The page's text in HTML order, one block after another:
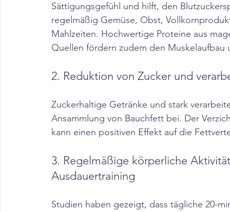
Sättigungsgefühl und hilft, den
regelmäßig Gemüse, Obst,
Mahlzeiten. Hochwertige Proteine aus
Quellen fördern zudem den
2. Reduktion von Zucker und
Zuckerhaltige Getränke und stark
Ansammlung von Bauchfett bei. Der
kann einen positiven Effekt auf die
3. Regelmäßige körperliche
Ausdauertraining
Studien haben gezeigt, dass tägliche 20-